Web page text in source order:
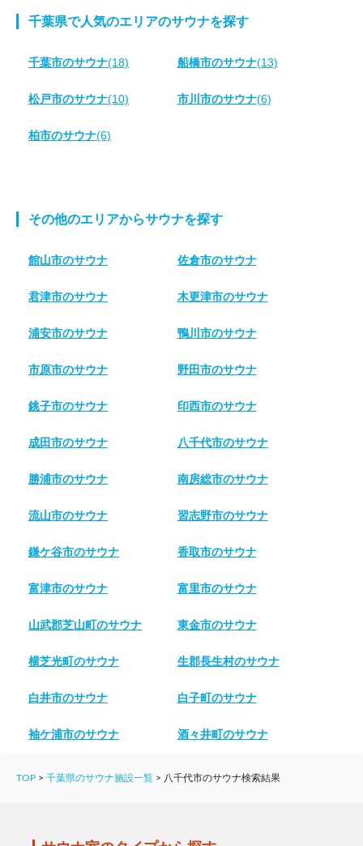
千葉県で人気のエリアのサウナを探す
千葉市のサウナ(18) 船橋市のサウナ(13)
松戸市のサウナ(10) 市川市のサウナ(6)
柏市のサウナ(6)
その他のエリアからサウナを探す
館山市のサウナ 佐倉市のサウナ
君津市のサウナ 木更津市のサウナ
浦安市のサウナ 鴨川市のサウナ
市原市のサウナ 野田市のサウナ
銚子市のサウナ 印西市のサウナ
成田市のサウナ 八千代市のサウナ
勝浦市のサウナ 南房総市のサウナ
流山市のサウナ 習志野市のサウナ
鎌ケ谷市のサウナ 香取市のサウナ
富津市のサウナ 富里市のサウナ
山武郡芝山町のサウナ 東金市のサウナ
横芝光町のサウナ 生郡長生村のサウナ
白井市のサウナ 白子町のサウナ
袖ケ浦市のサウナ 酒々井町のサウナ
TOP > 千葉県のサウナ施設一覧 > 八千代市のサウナ検索結果